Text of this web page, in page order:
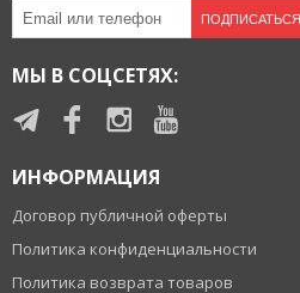
ПОДПИСАТЬСЯ
МЫ В СОЦСЕТЯХ:
ИНФОРМАЦИЯ
Договор публичной оферты
Политика конфиденциальности
Политика возврата товаров